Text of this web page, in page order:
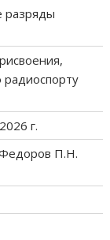
разряды
г.
П.Н.